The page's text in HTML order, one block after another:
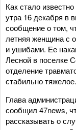
Как стало
утра 16 декабря в
сообщение о том,
летняя женщина с
и ушибами. Ее
Лесной в поселке
отделение
стабильно тяжелое.
Глава
сообщил 47news,
рассказывать о